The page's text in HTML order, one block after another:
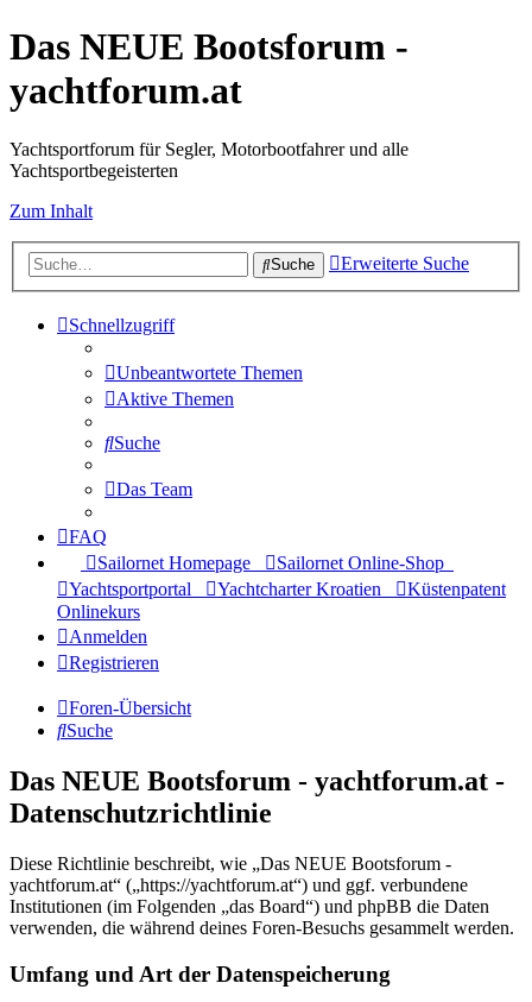
Das NEUE Bootsforum -
yachtforum.at
Yachtsportforum für Segler, Motorbootfahrer und alle
Yachtsportbegeisterten
Zum Inhalt
Suche Erweiterte Suche
Schnellzugriff
Unbeantwortete Themen
Aktive Themen
Suche
Das Team
FAQ
Sailornet Homepage
Sailornet Online-Shop
Yachtsportportal
Yachtcharter Kroatien
Küstenpatent
Onlinekurs
Anmelden
Registrieren
Foren-Übersicht
Suche
Das NEUE Bootsforum - yachtforum.at -
Datenschutzrichtlinie
Diese Richtlinie beschreibt, wie „Das NEUE Bootsforum -
yachtforum.at“ („https://yachtforum.at“) und ggf. verbundene
Institutionen (im Folgenden „das Board“) und phpBB die Daten
verwenden, die während deines Foren-Besuchs gesammelt werden.
Umfang und Art der Datenspeicherung